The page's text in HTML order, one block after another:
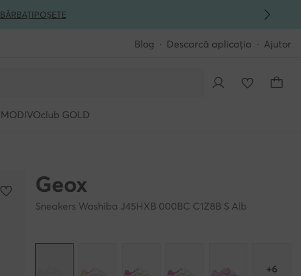
BĂRBAȚIPOȘETE
Blog Descarcă aplicația Ajutor
MODIVOclub GOLD
Geox
Sneakers Washiba J45HXB 000BC C1Z8B S Alb
+6